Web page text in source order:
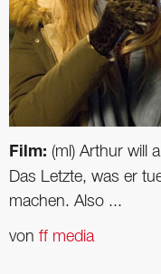
Film: (ml) Arthur will
Das Letzte, was er
machen. Also ...
von ff media